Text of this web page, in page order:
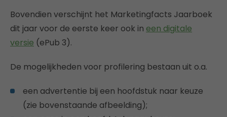
Bovendien verschijnt het Marketingfacts Jaarboek
dit jaar voor de eerste keer ook in een digitale
versie (ePub 3).
De mogelijkheden voor profilering bestaan uit o.a.
een advertentie bij een hoofdstuk naar keuze
(zie bovenstaande afbeelding);